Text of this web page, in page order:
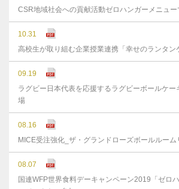
CSR地域社会への貢献活動ゼロハンガーメニュ
10.31
高校生が取り組む企業授業連携「幸せのランタン
09.19
ラグビー日本代表を応援するラグビーボールケー
場
08.16
MICE受注強化_ザ・グランドローズボールルーム
08.07
国連WFP世界食料デーキャンペーン2019「ゼロ